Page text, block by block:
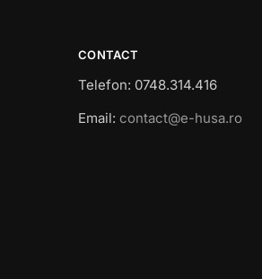
CONTACT
Telefon: 0748.314.416
Email: contact@e-husa.ro